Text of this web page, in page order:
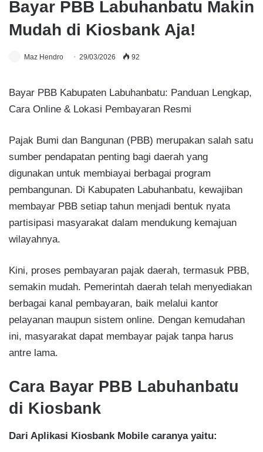
Bayar PBB Labuhanbatu Makin
Mudah di Kiosbank Aja!
Maz Hendro 29/03/2026 92
Bayar PBB Kabupaten Labuhanbatu: Panduan Lengkap,
Cara Online & Lokasi Pembayaran Resmi
Pajak Bumi dan Bangunan (PBB) merupakan salah satu
sumber pendapatan penting bagi daerah yang
digunakan untuk membiayai berbagai program
pembangunan. Di Kabupaten Labuhanbatu, kewajiban
membayar PBB setiap tahun menjadi bentuk nyata
partisipasi masyarakat dalam mendukung kemajuan
wilayahnya.
Kini, proses pembayaran pajak daerah, termasuk PBB,
semakin mudah. Pemerintah daerah telah menyediakan
berbagai kanal pembayaran, baik melalui kantor
pelayanan maupun sistem online. Dengan kemudahan
ini, masyarakat dapat membayar pajak tanpa harus
antre lama.
Cara Bayar PBB Labuhanbatu
di Kiosbank
Dari Aplikasi Kiosbank Mobile caranya yaitu: